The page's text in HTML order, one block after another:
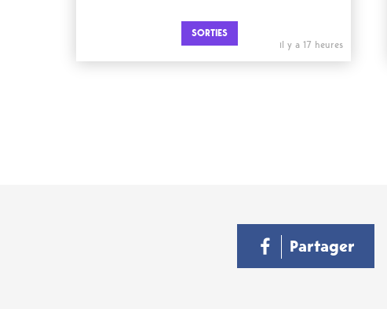
SORTIES
il y a 17 heures
Partager